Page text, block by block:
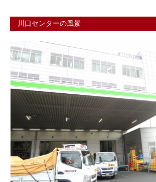
川口センターの風景